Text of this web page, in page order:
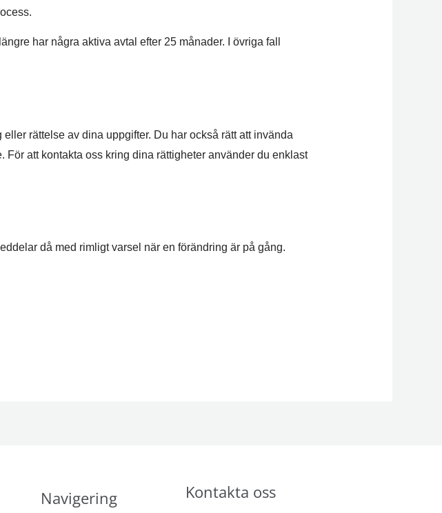
har några aktiva avtal efter 25 månader. I övriga fall
rättelse av dina uppgifter. Du har också rätt att invända
att kontakta oss kring dina rättigheter använder du enklast
då med rimligt varsel när en förändring är på gång.
Navigering Kontakta oss